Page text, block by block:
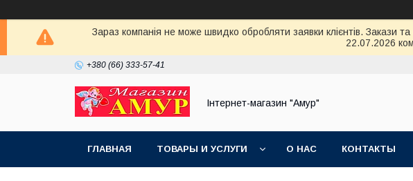
Зараз компанія не може швидко обробляти заявки клієнтів. Закази
22.07.2026
+380 (66) 333-57-41
Інтернет-магазин "Амур"
ГЛАВНАЯ ТОВАРЫ И УСЛУГИ О НАС КОНТАКТЫ